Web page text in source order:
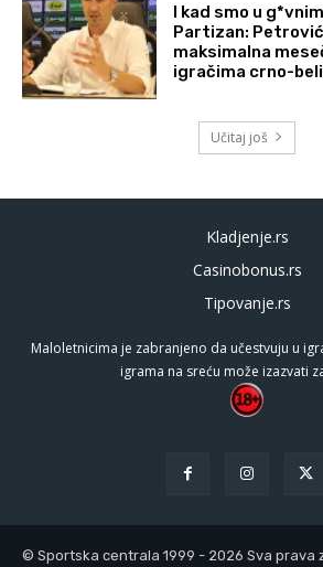
I kad smo u
Partizan:
maksimalna
igračima crno-
Učitaj još
Kladjenje.rs
Casinobonus.rs
Tipovanje.rs
Maloletnicima je zabranjeno da učestvuju u
igrama na sreću može izazvati
© Sportska centrala 1999 - 2026 Sva prava